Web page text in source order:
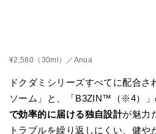
¥2,580（30ml）／Anua
ドクダミシリーズすべてに配合さ
ソーム」と、「B3ZIN™（※4）」
で効率的に届ける独自設計が魅力
トラブルを繰り返しにくい、健